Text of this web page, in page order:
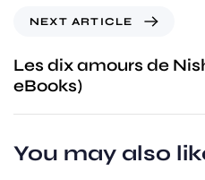
NEXT ARTICLE
Les dix amours de
eBooks)
You may also